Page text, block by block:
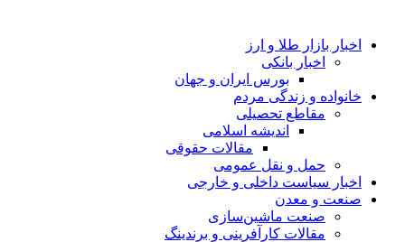
اخبار بازار طلا و ارز
اخبار بانکی
بورس ایران و جهان
خانواده و زندگی مردم
مقاطع تحصیلی
اندیشه اسلامی
مقالات حقوقی
حمل و نقل عمومی
اخبار سیاست داخلی و خارجی
صنعت و معدن
صنعت ماشین‌سازی
مقالات کارآفرینی و برندینگ